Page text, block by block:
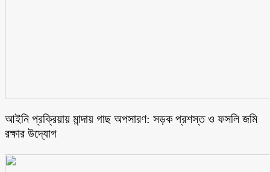
আইনি প্রক্রিয়ায় মান্দায় গাছ অপসারণ: সড়ক প্রশস্ত ও ফসলি জমি
রক্ষার উদ্যোগ